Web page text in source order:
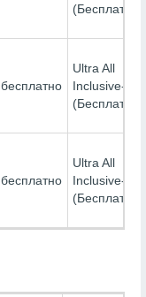
(Бесплатно)
бесплатно
Ultra All
Inclusive-
(Бесплатно)
бесплатно
Ultra All
Inclusive-
(Бесплатно)